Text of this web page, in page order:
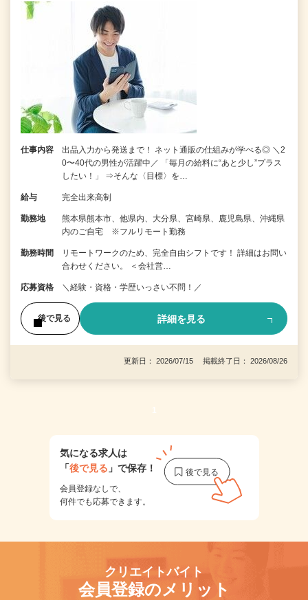
仕事内容
出品入力から発送まで！ ネット通販の仕組みが学べる◎ ＼2
0〜40代の男性が活躍中／ 「毎月の給料に“あと少し”プラス
したい！」 ⇒そんな〈目標〉を…
給与 完全出来高制
勤務地
熊本県熊本市、他県内、大分県、宮崎県、鹿児島県、沖縄県
内のご自宅 ※フルリモート勤務
勤務時間
リモートワークのため、完全自由シフトです！ 詳細はお問い
合わせください。 ＜会社営…
応募資格 ＼経験・資格・学歴いっさい不問！／
後で見る 詳細を見る
更新日： 2026/07/15 掲載終了日： 2026/08/26
1
気になる求人は
「後で見る 」で保存！
会員登録なしで、
何件でも応募できます。
クリエイトバイト
会員登録のメリット